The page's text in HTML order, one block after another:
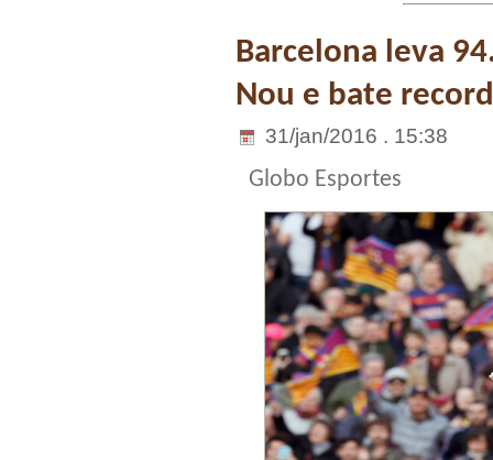
Barcelona leva
Nou e bate
31/jan/2016 . 15:38
Globo Esportes